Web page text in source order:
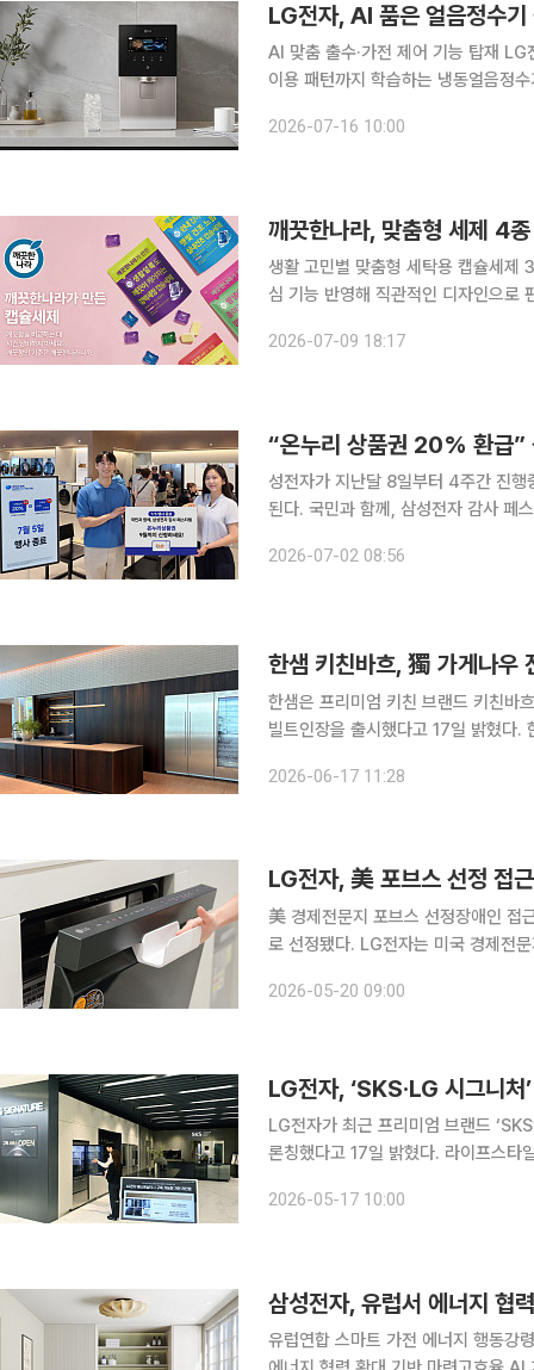
LG전자, AI 품은 얼음정수
AI 맞춤 출수·가전 제어 기능 탑재 LG전자가 AI를 적용해 음성으로 물과 얼음을 출수하고, 사용자의
이용 패턴까지 학습하는 냉동얼음정
‘LG 퓨리케어 AI 냉동얼음정수기’를
2026-07-16 10:00
깨끗한나라, 맞춤형 세제 4
생활 고민별 맞춤형 세탁용 캡슐세제
심 기능 반영해 직관적인 디자인으로
대한다. 9일 깨끗한나라는 세탁
2026-07-09 18:17
“온누리 상품권 20% 환급”
성전자가 지난달 8일부터 4주간 진
된다. 국민과 함께, 삼성전자 감사 페스티벌은 삼성전자가 국민들의 성원과 지지로 거둔 성과에 보
의 상생으로 이어져 모든 국민이 직간
2026-07-02 08:56
한샘 키친바흐, 獨 가게나우
한샘은 프리미엄 키친 브랜드 키친바
빌트인장을 출시했다고 17일 밝혔다. 한샘은 △가게나우 전용 빌트인 가구 출시 △키친바흐 스페셜
스를 구축했다. 쿡탑과 후드
2026-06-17 11:28
LG전자, 美 포브스 선정 접
美 경제전문지 포브스 선정장애인 접근성 위한 혁신 LG전자가 장애인
로 선정됐다. LG전자는 미국 경제전문지 포브스가 선정한 ‘글로벌 200대 접근성 혁신’ 명단에 이름
해 발표하고 있다. LG전자
2026-05-20 09:00
LG전자, ‘SKS·LG 시그니처
LG전자가 최근 프리미엄 브랜드
론칭했다고 17일 밝혔다. 라이프스타일에 맞는 구독 상품 컨설팅부터 제품 배송·설치·케어·AS까지
핵심 부품 기술력에 AI의 편의성, 세
2026-05-17 10:00
삼성전자, 유럽서 에너지 협
유럽연합 스마트 가전 에너지 행동강